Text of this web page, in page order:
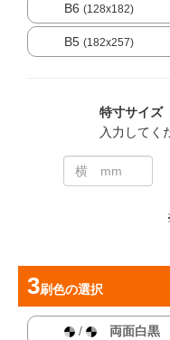
B6 (128x182)
B5 (182x257)
特寸サイズ
入力してく
刷色の選択
/ 両面白黒